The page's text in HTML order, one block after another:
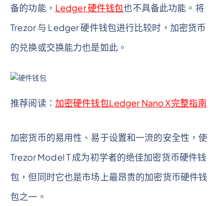
备的功能， Ledger 硬件钱包也不具备此功能。将
Trezor 与 Ledger 硬件钱包进行比较时，加密货币
的兑换或交换能力也是如此。
推荐阅读： 加密硬件钱包Ledger Nano X完整指南
加密货币的易用性、易于设置和一流的安全性，使
Trezor Model T 成为初学者的绝佳加密货币硬件钱
包，但同时它也是市场上最昂贵的加密货币硬件钱
包之一。